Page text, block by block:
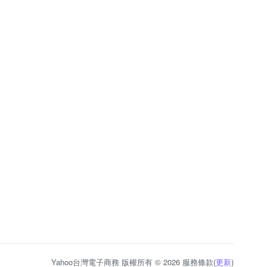
Yahoo台灣電子商務 版權所有 © 2026 服務條款(更新)